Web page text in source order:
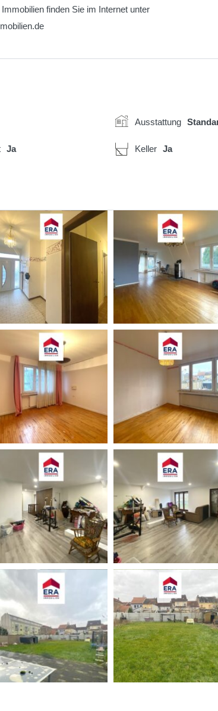
finden Sie im Internet unter
Ausstattung
Ja Keller Ja